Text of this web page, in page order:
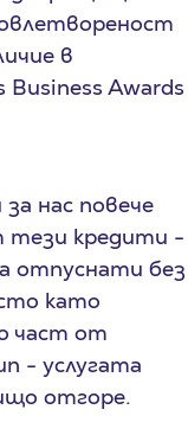
в
Awards
нас повече
тези кредити -
отпуснати без
като
част от
- услугата
отгоре.